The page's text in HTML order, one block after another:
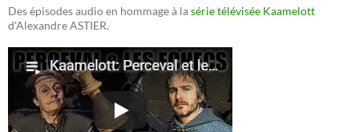
Des épisodes audio en hommage à lasérie télévisée Kaamelott
d'Alexandre ASTIER.